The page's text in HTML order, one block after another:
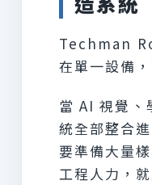
Techman
在單一設備
當 AI 視覺、
統全部整合
要準備大量
工程人力，